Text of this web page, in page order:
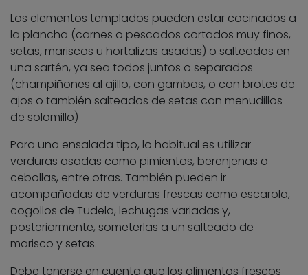
Los elementos templados pueden estar cocinados a
la plancha (carnes o pescados cortados muy finos,
setas, mariscos u hortalizas asadas) o salteados en
una sartén, ya sea todos juntos o separados
(champiñones al ajillo, con gambas, o con brotes de
ajos o también salteados de setas con menudillos
de solomillo)
Para una ensalada tipo, lo habitual es utilizar
verduras asadas como pimientos, berenjenas o
cebollas, entre otras. También pueden ir
acompañadas de verduras frescas como escarola,
cogollos de Tudela, lechugas variadas y,
posteriormente, someterlas a un salteado de
marisco y setas.
Debe tenerse en cuenta que los alimentos frescos